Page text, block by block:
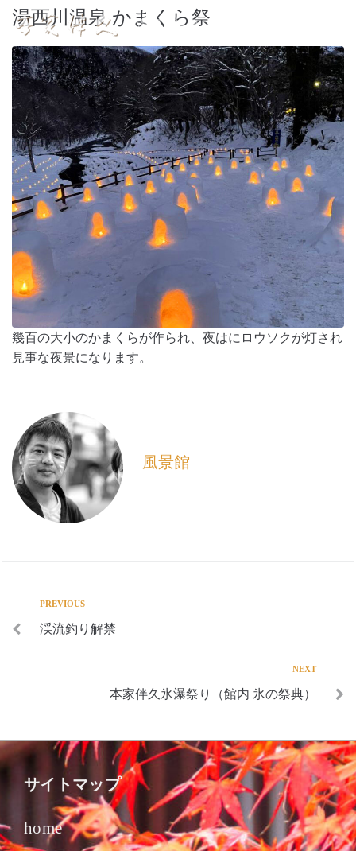
湯西川温泉 本家伴久
湯西川温泉 かまくら祭
幾百の大小のかまくらが作られ、夜はにロウソクが灯され
見事な夜景になります。
風景館
PREVIOUS
渓流釣り解禁
NEXT
本家伴久氷瀑祭り（館内 氷の祭典）
サイトマップ
home